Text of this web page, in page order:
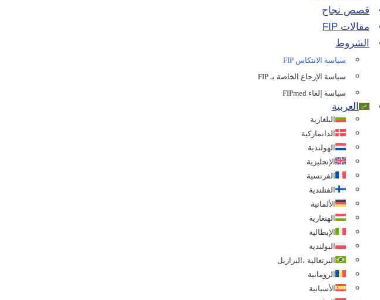
قصص نجاح
مقالات FIP
الشروط
سياسة الانتكاس FIP
سياسة الإرجاع الخاصة بـ FIP
سياسة إلغاء FIPmed
العربية
البلغارية
الدانماركية
الهولندية
الإنجليزية
الفرنسية
الفنلندية
الألمانية
الهنغارية
الإيطالية
البولندية
البرتغالية ،البرازيل
الرومانية
الأسبانية